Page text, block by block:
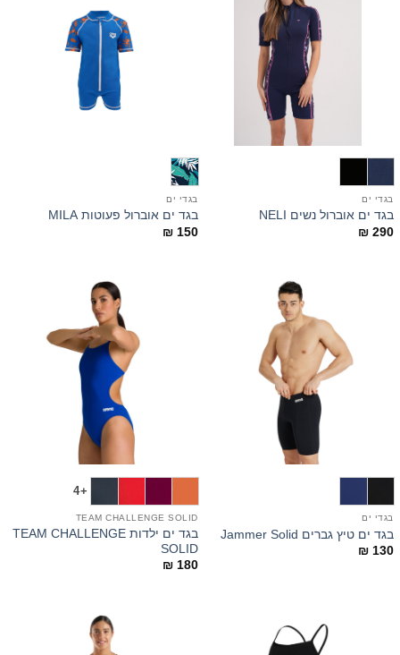
בגדי ים
בגד ים אוברול נשים NELI
₪ 290
בגדי ים
בגד ים אוברול פעוטות MILA
₪ 150
בגדי ים
בגד ים טיץ גברים Jammer Solid
₪ 130
+4
TEAM CHALLENGE SOLID
בגד ים ילדות TEAM CHALLENGE
SOLID
₪ 180